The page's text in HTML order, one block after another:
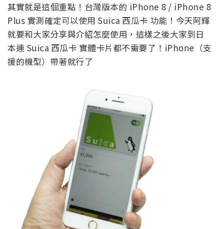
其實就是這個重點！台灣版本的 iPhone 8 / iPhone 8
Plus 實測確定可以使用 Suica 西瓜卡 功能！今天阿輝
就要和大家分享與介紹怎麼使用，這樣之後大家到日
本連 Suica 西瓜卡 實體卡片都不需要了！iPhone（支
援的機型）帶著就行了